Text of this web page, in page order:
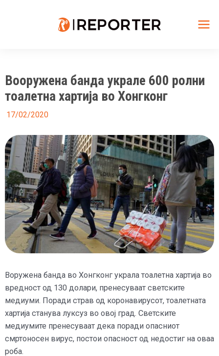
Вооружена банда украле 600 ролни
тоалетна хартија во Хонгконг
17/02/2020
Воружена банда во Хонгконг украла тоалетна хартија во
вредност од 130 долари, пренесуваат светските
медиуми. Поради страв од коронавирусот, тоалетната
хартија станува луксуз во овој град. Светските
медиумите пренесуваат дека поради опасниот
смртоносен вирус, постои опасност од недостиг на оваа
роба.